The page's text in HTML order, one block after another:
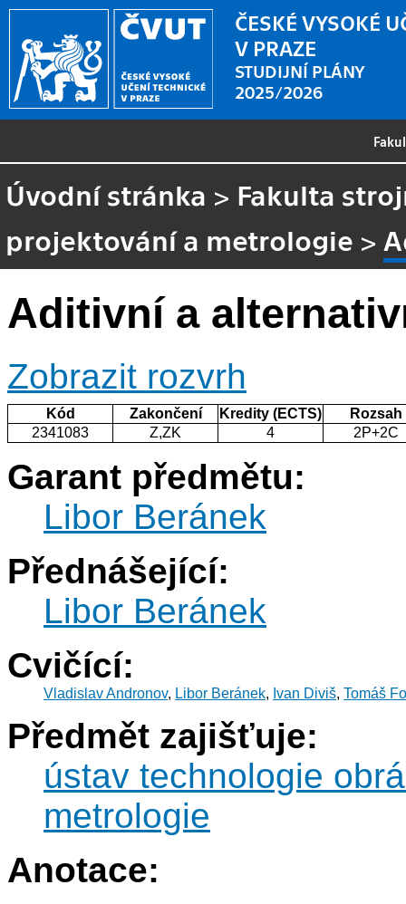
ČESKÉ VYSOKÉ
V PRAZE
STUDIJNÍ PLÁNY
2025/2026
Úvodní stránka > Fakulta
projektování a metrologie >
Aditivní a
Zobrazit rozvrh
Kód Zakončení Kredity (ECTS)
Rozsah
2341083
Z,ZK 4 2P+2C
Garant předmětu:
Libor Beránek
Přednášející:
Libor Beránek
Cvičící:
Vladislav Andronov, Libor Beránek, Ivan Diviš, Tomáš
Předmět zajišťuje:
ústav technologie
metrologie
Anotace: